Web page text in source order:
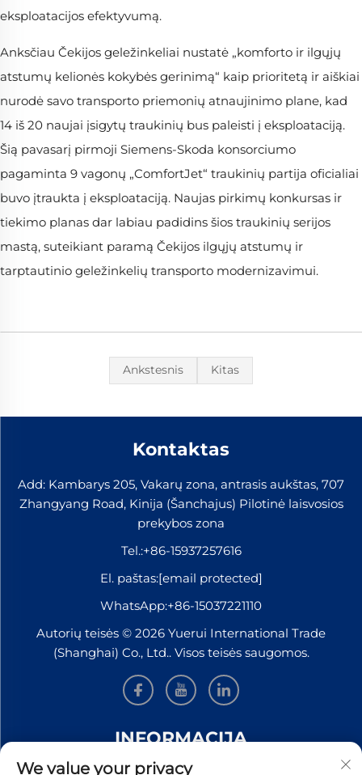
eksploatacijos efektyvumą.
Anksčiau Čekijos geležinkeliai nustatė „komforto ir ilgųjų
atstumų kelionės kokybės gerinimą“ kaip prioritetą ir aiškiai
nurodė savo transporto priemonių atnaujinimo plane, kad
14 iš 20 naujai įsigytų traukinių bus paleisti į eksploataciją.
Šią pavasarį pirmoji Siemens-Skoda konsorciumo
pagaminta 9 vagonų „ComfortJet“ traukinių partija oficialiai
buvo įtraukta į eksploataciją. Naujas pirkimų konkursas ir
tiekimo planas dar labiau padidins šios traukinių serijos
mastą, suteikiant paramą Čekijos ilgųjų atstumų ir
tarptautinio geležinkelių transporto modernizavimui.
Ankstesnis Kitas
Kontaktas
Add: Kambarys 205, Vakarų zona, antrasis aukštas, 707
Zhangyang Road, Kinija (Šanchajus) Pilotinė laisvosios
prekybos zona
Tel.:+86-15937257616
El. paštas:[email protected]
WhatsApp:+86-15037221110
Autorių teisės © 2026 Yuerui International Trade
(Shanghai) Co., Ltd.. Visos teisės saugomos.
INFORMACIJA
We value your privacy